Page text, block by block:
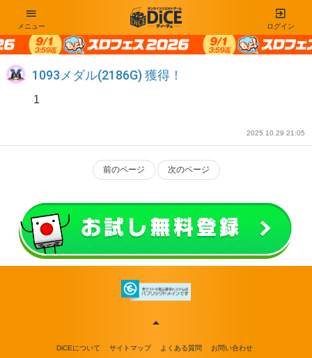
ログイン
メニュー
1093メダル(2186G) 獲得！
1
2025 10.29 21:05
前のページ 次のページ
DiCEについて サイトマップ よくある質問 お問い合わせ